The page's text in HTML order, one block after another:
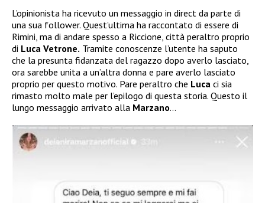
L’opinionista ha ricevuto un messaggio in direct da parte di
una sua follower. Quest’ultima ha raccontato di essere di
Rimini, ma di andare spesso a Riccione, città peraltro proprio
di Luca Vetrone. Tramite conoscenze l’utente ha saputo
che la presunta fidanzata del ragazzo dopo averlo lasciato,
ora sarebbe unita a un’altra donna e pare averlo lasciato
proprio per questo motivo. Pare peraltro che Luca ci sia
rimasto molto male per l’epilogo di questa storia. Questo il
lungo messaggio arrivato alla Marzano…